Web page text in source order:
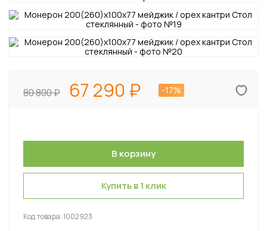
80 800 67 290 -17%
Купить в 1 клик
Код товара:1002923